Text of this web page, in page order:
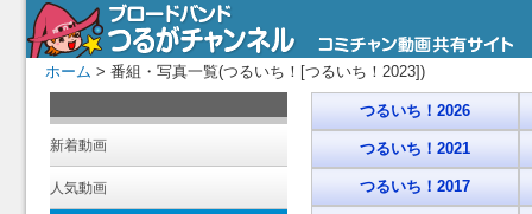
ホーム > 番組・写真一覧(つるいち！[つるいち！2023])
新着動画
人気動画
つるいち！2026
つるいち！2021
つるいち！2017